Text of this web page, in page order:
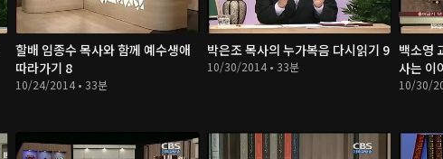
할배 임종수 목사와 함께 예수생애
따라가기 8
10/24/2014 • 33분
박은조 목사의 누가복음 다시읽기 9
10/30/2014 • 33분
백소영
사는 이
10/30/